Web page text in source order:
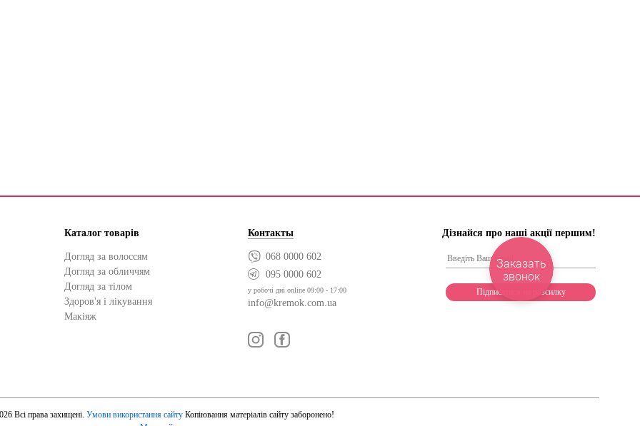
Каталог товарів
Догляд за волоссям
Догляд за обличчям
Догляд за тілом
Здоров'я і лікування
Макіяж
Контакты
068 0000 602
095 0000 602
у робочі дні online 09:00 - 17:00
info@kremok.com.ua
Дізнайся про наші акції першим!
Всі права захищені. Умови використання сайтуКопіювання матеріалів сайту заборонено!
Заказать
звонок